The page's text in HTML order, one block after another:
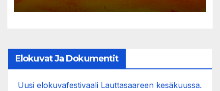
Elokuvat Ja Dokumentit
Uusi elokuvafestivaali Lauttasaareen kesäkuussa.